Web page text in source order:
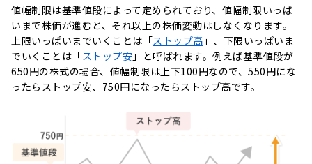
値幅制限は基準値段によって定められており、値幅制限いっぱ
いまで株価が進むと、それ以上の株価変動はしなくなります。
上限いっぱいまでいくことは「ストップ高 」、下限いっぱいま
でいくことは「ストップ安 」と呼ばれます。例えば基準値段が
650円の株式の場合、値幅制限は上下100円なので、550円にな
ったらストップ安、750円になったらストップ高です。